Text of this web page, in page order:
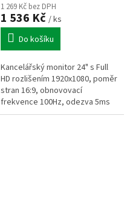
1 269 Kč bez DPH
1 536 Kč / ks
Do košíku
Kancelářský monitor 24" s Full
HD rozlišením 1920x1080, poměr
stran 16:9, obnovovací
frekvence 100Hz, odezva 5ms
(GTG), HDMI, D-Sub, věrné